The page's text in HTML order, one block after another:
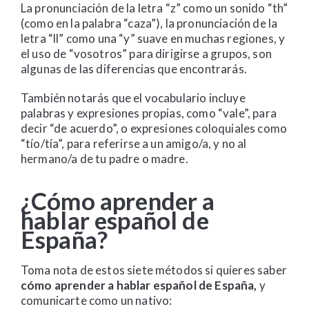
La pronunciación de la letra “z” como un sonido “th”
(como en la palabra “caza”), la pronunciación de la
letra “ll” como una “y” suave en muchas regiones, y
el uso de “vosotros” para dirigirse a grupos, son
algunas de las diferencias que encontrarás.
También notarás que el vocabulario incluye
palabras y expresiones propias, como “vale”, para
decir “de acuerdo”, o expresiones coloquiales como
“tío/tía”, para referirse a un amigo/a, y no al
hermano/a de tu padre o madre.
¿Cómo aprender a
hablar español de
España?
Toma nota de estos siete métodos si quieres saber
cómo aprender a hablar español de España, y
comunicarte como un nativo: